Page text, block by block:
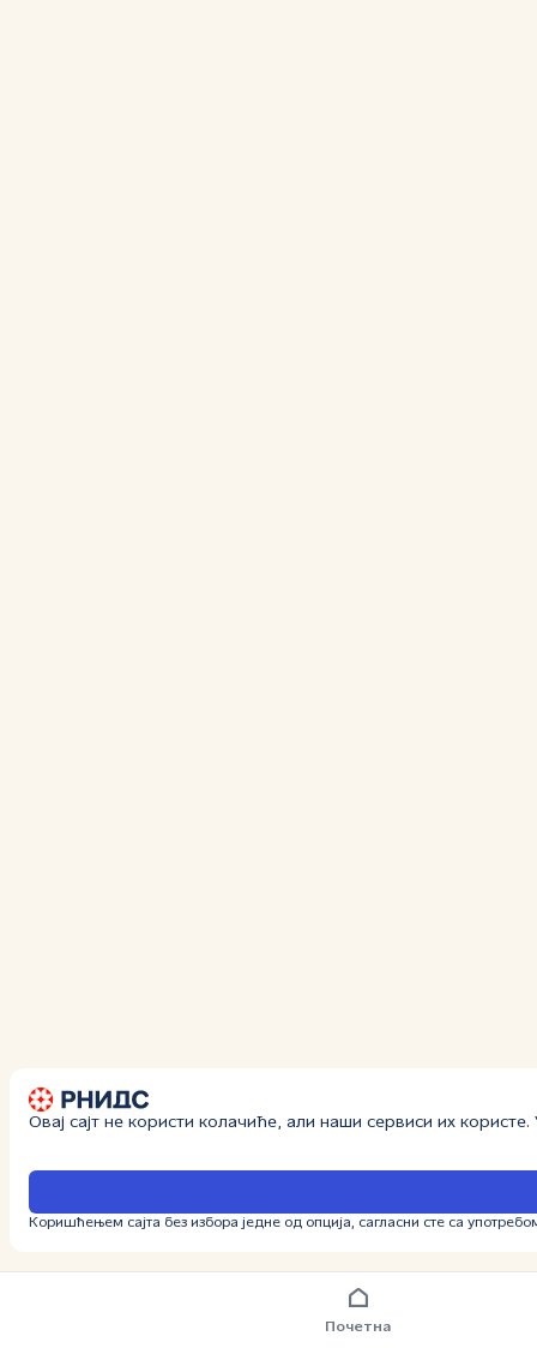
Почетна
Овај сајт не користи колачиће, али наши сервиси их
Коришћењем сајта без избора једне од опција, сагласни сте са